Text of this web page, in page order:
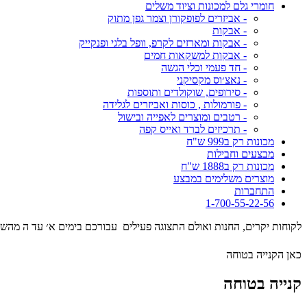
חומרי גלם למכונות וציוד משלים
- אביזרים לפופקורן וצמר גפן מתוק
- אבקות
- אבקות ומארזים לקרפ, וופל בלגי ופנקייק
- אבקות למשקאות חמים
- חד פעמי וכלי הגשה
- נאצ׳וס מקסיקני
- סירופים, שוקולדים ותוספות
- פורמולות , כוסות ואביזרים לגלידה
- רטבים ומוצרים לאפייה ובישול
- תרכיזים לברד ואייס קפה
מכונות רק ב999 ש"ח
מבצעים וחבילות
מכונות רק ב1888 ש"ח
מוצרים משלימים במבצע
התחברות
1-700-55-22-56
לקוחות יקרים, החנות ואולם התצוגה פעילים עבורכם בימים א׳ עד ה מהשעה 09:00 עד השעה 17:00 . המסילה
כאן הקנייה בטוחה
קנייה בטוחה